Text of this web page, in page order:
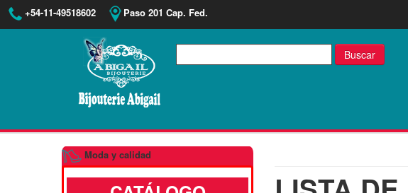
+54-11-49518602 Paso 201 Cap. Fed.
Buscar
Moda y calidad